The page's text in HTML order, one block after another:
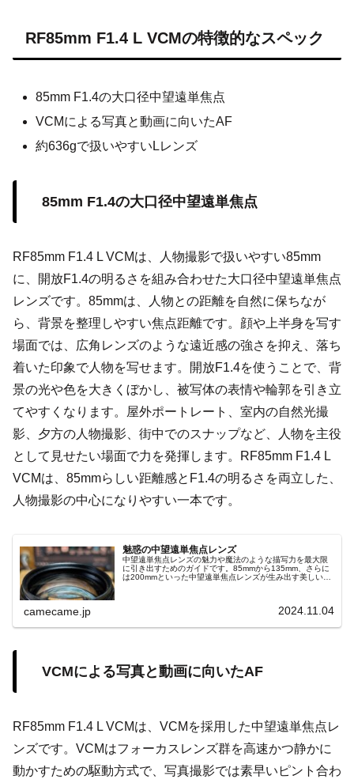
RF85mm F1.4 L VCMの特徴的なスペック
85mm F1.4の大口径中望遠単焦点
VCMによる写真と動画に向いたAF
約636gで扱いやすいLレンズ
85mm F1.4の大口径中望遠単焦点
RF85mm F1.4 L VCMは、人物撮影で扱いやすい85mm
に、開放F1.4の明るさを組み合わせた大口径中望遠単焦点
レンズです。85mmは、人物との距離を自然に保ちなが
ら、背景を整理しやすい焦点距離です。顔や上半身を写す
場面では、広角レンズのような遠近感の強さを抑え、落ち
着いた印象で人物を写せます。開放F1.4を使うことで、背
景の光や色を大きくぼかし、被写体の表情や輪郭を引き立
てやすくなります。屋外ポートレート、室内の自然光撮
影、夕方の人物撮影、街中でのスナップなど、人物を主役
として見せたい場面で力を発揮します。RF85mm F1.4 L
VCMは、85mmらしい距離感とF1.4の明るさを両立した、
人物撮影の中心になりやすい一本です。
魅惑の中望遠単焦点レンズ
中望遠単焦点レンズの魅力や魔法のような描写力を最大限
に引き出すためのガイドです。85mmから135mm、さらに
は200mmといった中望遠単焦点レンズが生み出す美しいボ
camecame.jp 2024.11.04
VCMによる写真と動画に向いたAF
RF85mm F1.4 L VCMは、VCMを採用した中望遠単焦点レ
ンズです。VCMはフォーカスレンズ群を高速かつ静かに
動かすための駆動方式で、写真撮影では素早いピント合わ